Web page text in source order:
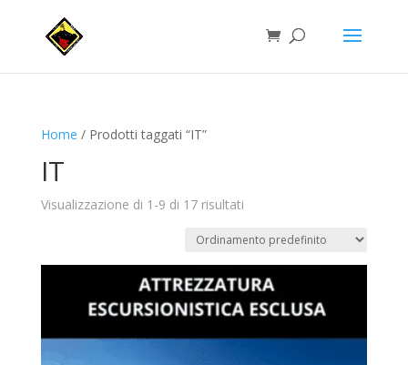
Home / Prodotti taggati “IT”
IT
Visualizzazione di 1-9 di 17 risultati